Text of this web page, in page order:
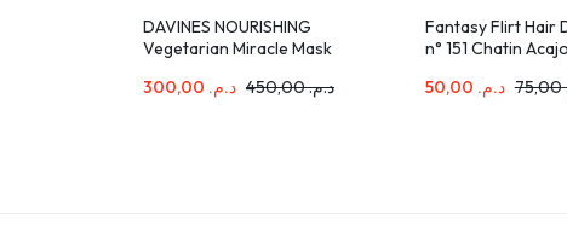
DAVINES NOURISHING
Vegetarian Miracle Mask
د.م. د.م.450,00
Fantasy Flirt Hair
n° 151 Chatin
د.م. 75,00